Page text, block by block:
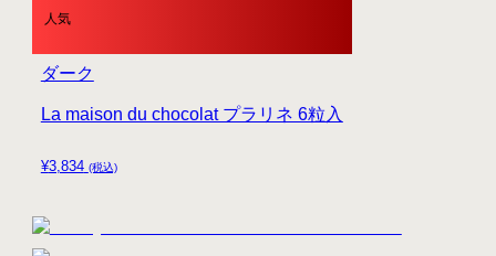
人気
¥3,834 (税込)
La maison du chocolat プラリネ 6粒入
ダーク